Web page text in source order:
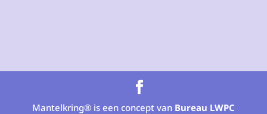
Mantelkring® is een concept van Bureau LWPC